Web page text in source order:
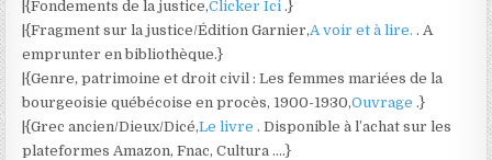
|{Fondements de la justice,Clicker Ici.}
|{Fragment sur la justice/Édition Garnier,A voir et à lire.. A
emprunter en bibliothèque.}
|{Genre, patrimoine et droit civil : Les femmes mariées de la
bourgeoisie québécoise en procès, 1900-1930,Ouvrage.}
|{Grec ancien/Dieux/Dicé,Le livre. Disponible à l’achat sur les
plateformes Amazon, Fnac, Cultura ….}